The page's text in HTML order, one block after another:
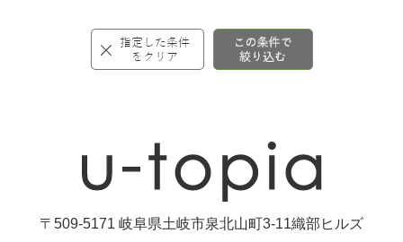
〒509-5171 岐阜県土岐市泉北山町3-11織部ヒルズ